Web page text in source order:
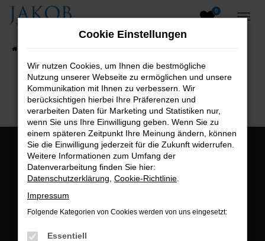
Zum
0
B2B-Shop
Öffnungszeiten:
Montag bis Freitag:
Postadresse:
Cookie Einstellungen
Wir nutzen Cookies, um Ihnen die bestmögliche
Nutzung unserer Webseite zu ermöglichen und unsere
Kommunikation mit Ihnen zu verbessern. Wir
berücksichtigen hierbei Ihre Präferenzen und
verarbeiten Daten für Marketing und Statistiken nur,
wenn Sie uns Ihre Einwilligung geben. Wenn Sie zu
einem späteren Zeitpunkt Ihre Meinung ändern, können
Sie die Einwilligung jederzeit für die Zukunft widerrufen.
Weitere Informationen zum Umfang der
Datenverarbeitung finden Sie hier:
Datenschutzerklärung Cookie-Richtlinie
Impressum
Folgende Kategorien von Cookies werden von uns eingesetzt:
Essentiell